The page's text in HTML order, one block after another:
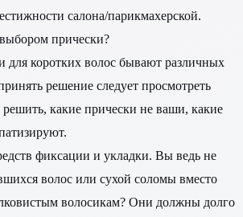
салона/парикмахерской.
прически?
для коротких волос бывают различных
решение следует просмотреть
какие прически не ваши, какие
фиксации и укладки. Вы ведь не
волос или сухой соломы вместо
волосикам? Они должны долго